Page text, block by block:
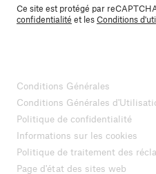
Ce site est protégé par
confidentialité et lesConditions
Conditions Générales
Conditions Générales
Politique de confidentialité
Informations sur les cookies
Politique de traitement des
Page d'état des sites web